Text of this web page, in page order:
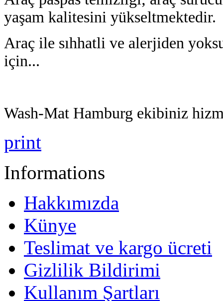
yaşam kalitesini yükseltmektedir.
Araç ile sıhhatli ve alerjiden
için...
Wash-Mat Hamburg ekibiniz
print
Informations
Hakkımızda
Künye
Teslimat ve kargo ücreti
Gizlilik Bildirimi
Kullanım Şartları